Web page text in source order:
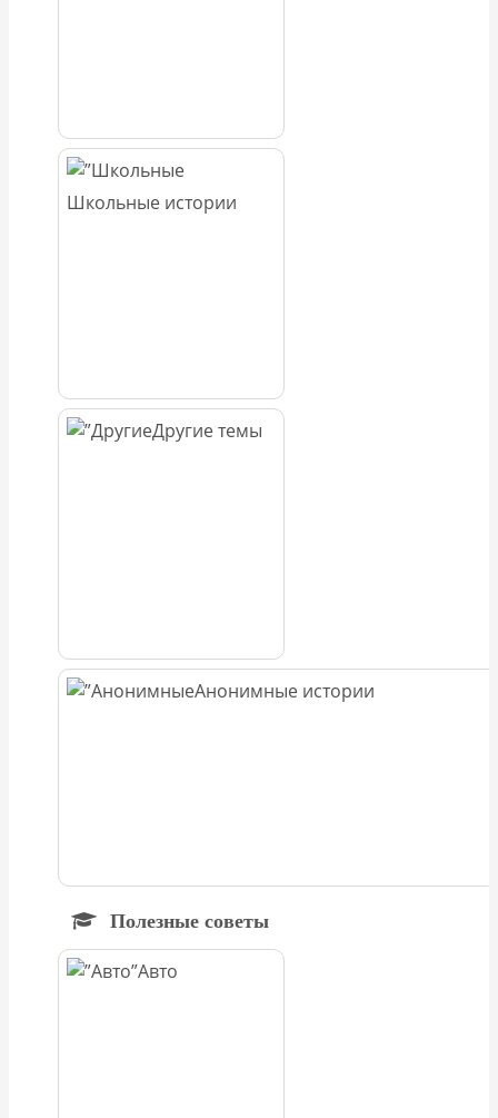
Школьные истории
Другие темы
Анонимные истории
Полезные советы
Авто